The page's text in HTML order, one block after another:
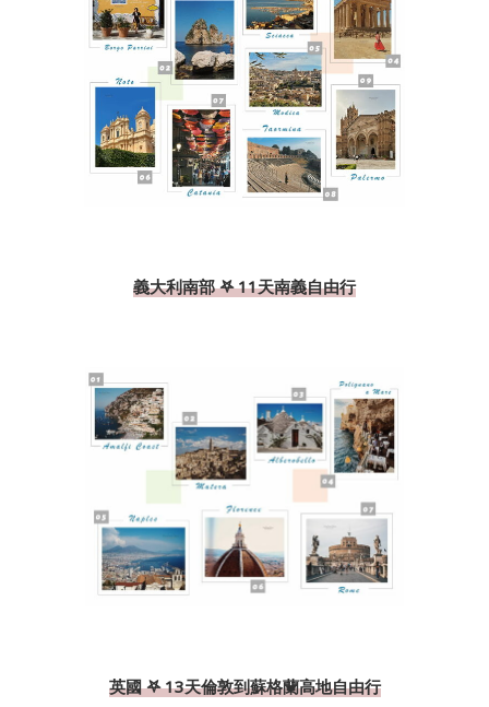
義大利南部 𖤐 11天南義自由行
英國 𖤐 13天倫敦到蘇格蘭高地自由行